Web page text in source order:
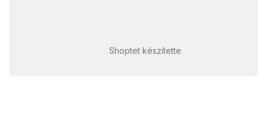
Shoptet készítette